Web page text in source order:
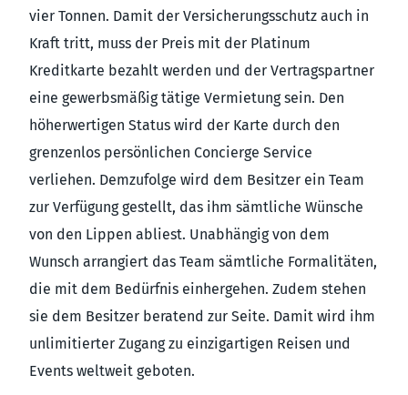
vier Tonnen. Damit der Versicherungsschutz auch in
Kraft tritt, muss der Preis mit der Platinum
Kreditkarte bezahlt werden und der Vertragspartner
eine gewerbsmäßig tätige Vermietung sein. Den
höherwertigen Status wird der Karte durch den
grenzenlos persönlichen Concierge Service
verliehen. Demzufolge wird dem Besitzer ein Team
zur Verfügung gestellt, das ihm sämtliche Wünsche
von den Lippen abliest. Unabhängig von dem
Wunsch arrangiert das Team sämtliche Formalitäten,
die mit dem Bedürfnis einhergehen. Zudem stehen
sie dem Besitzer beratend zur Seite. Damit wird ihm
unlimitierter Zugang zu einzigartigen Reisen und
Events weltweit geboten.